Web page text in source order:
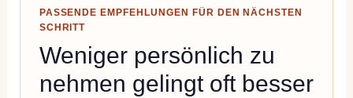
PASSENDE EMPFEHLUNGEN FÜR DEN NÄCHSTEN
SCHRITT
Weniger persönlich zu
nehmen gelingt oft besser